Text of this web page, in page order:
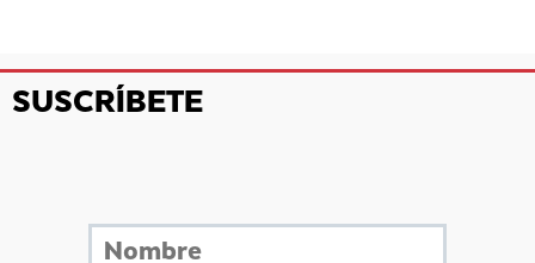
SUSCRÍBETE